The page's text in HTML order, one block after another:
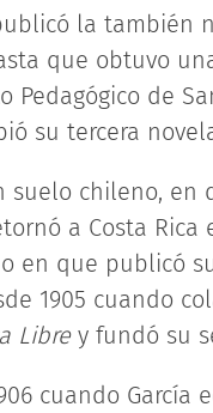
la también
que obtuvo
Pedagógico de
su tercera
suelo chileno,
a Costa
en que publicó
1905 cuando
Librey fundó su
cuando